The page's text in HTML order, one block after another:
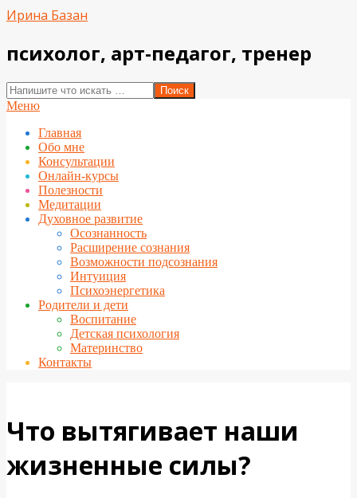
Перейти
Ирина Базан
психолог, арт-педагог, тренер
Поиск
Вторичное
навигации
Меню
Главная
Обо мне
Консультации
Онлайн-курсы
Полезности
Медитации
Духовное развитие
Осознанность
Расширение сознания
Возможности подсознания
Интуиция
Психоэнергетика
Родители и дети
Воспитание
Детская психология
Материнство
Контакты
Что вытягивает наши
жизненные силы?